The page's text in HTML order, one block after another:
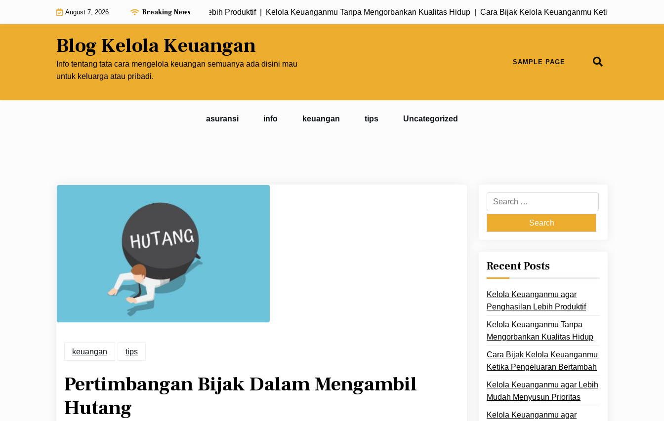
August 7, 2026 Breaking News
Kelola Keuanganmu agar Penghasilan Lebih Produktif |Kelola Keuanganmu Tanpa Mengorbankan Kualitas Hidup |Cara Bijak Kelola Keuanganmu Ketika Pengeluaran
Blog Kelola Keuangan
Info tentang tata cara mengelola keuangan semuanya ada disini mau
untuk keluarga atau pribadi.
SAMPLE PAGE
asuransi info keuangan tips Uncategorized
keuangan tips
Pertimbangan Bijak Dalam Mengambil
Hutang
Search
for:
Recent Posts
Kelola Keuanganmu agar
Penghasilan Lebih Produktif
Kelola Keuanganmu Tanpa
Mengorbankan Kualitas Hidup
Cara Bijak Kelola Keuanganmu
Ketika Pengeluaran Bertambah
Kelola Keuanganmu agar Lebih
Mudah Menyusun Prioritas
Kelola Keuanganmu agar